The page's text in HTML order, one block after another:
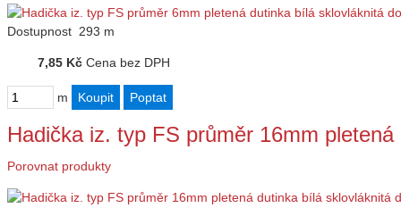
Dostupnost 293 m
7,85 Kč Cena bez DPH
m
Hadička iz. typ FS průměr 16mm
Porovnat produkty